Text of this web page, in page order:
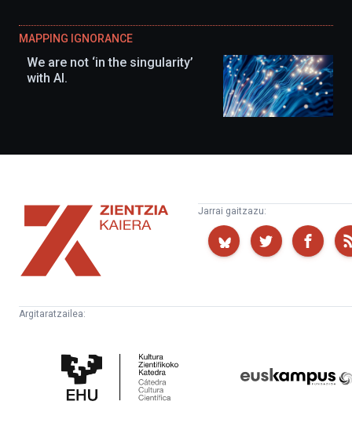
MAPPING IGNORANCE
We are not ‘in the singularity’
with AI.
Zientzia
Kaiera
Jarrai gaitzazu:
Argitaratzailea:
Zientifikoko
Katedra